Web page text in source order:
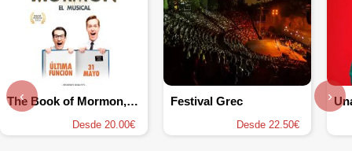
The Book of Mormon, el musical
Desde 20.00€
Festival Grec
Desde 22.50€
‹ ›